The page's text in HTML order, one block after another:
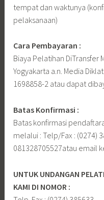
tempat dan waktunya
pelaksanaan)
Cara Pembayaran :
Biaya Pelatihan DiTransfer
Yogyakarta a.n. Media
1698858-2 atau dapat
Batas Konfirmasi :
Batas konfirmasi
melalui : Telp/Fax : (0274)
081328705527atau email
UNTUK UNDANGAN
KAMI DI NOMOR :